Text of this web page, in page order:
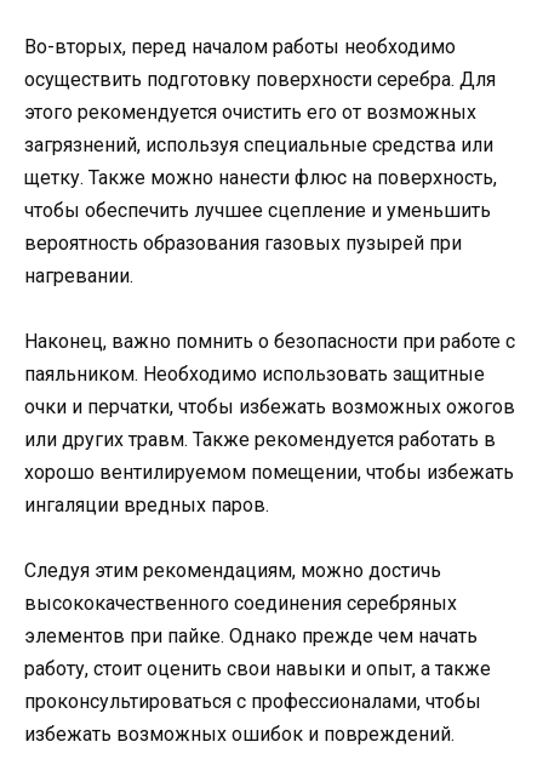
Во-вторых, перед началом работы необходимо
осуществить подготовку поверхности серебра. Для
этого рекомендуется очистить его от возможных
загрязнений, используя специальные средства или
щетку. Также можно нанести флюс на поверхность,
чтобы обеспечить лучшее сцепление и уменьшить
вероятность образования газовых пузырей при
нагревании.
Наконец, важно помнить о безопасности при работе с
паяльником. Необходимо использовать защитные
очки и перчатки, чтобы избежать возможных ожогов
или других травм. Также рекомендуется работать в
хорошо вентилируемом помещении, чтобы избежать
ингаляции вредных паров.
Следуя этим рекомендациям, можно достичь
высококачественного соединения серебряных
элементов при пайке. Однако прежде чем начать
работу, стоит оценить свои навыки и опыт, а также
проконсультироваться с профессионалами, чтобы
избежать возможных ошибок и повреждений.